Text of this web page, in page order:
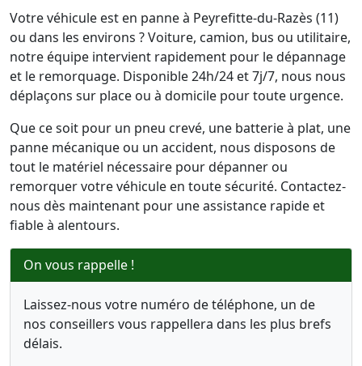
Votre véhicule est en panne à Peyrefitte-du-Razès (11)
ou dans les environs ? Voiture, camion, bus ou utilitaire,
notre équipe intervient rapidement pour le dépannage
et le remorquage. Disponible 24h/24 et 7j/7, nous nous
déplaçons sur place ou à domicile pour toute urgence.
Que ce soit pour un pneu crevé, une batterie à plat, une
panne mécanique ou un accident, nous disposons de
tout le matériel nécessaire pour dépanner ou
remorquer votre véhicule en toute sécurité. Contactez-
nous dès maintenant pour une assistance rapide et
fiable à alentours.
On vous rappelle !
Laissez-nous votre numéro de téléphone, un de
nos conseillers vous rappellera dans les plus brefs
délais.